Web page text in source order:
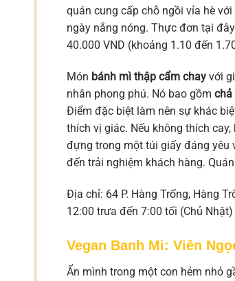
quán cung cấp chỗ ngồi vỉa hè
ngày nắng nóng. Thực đơn tại
40.000 VND (khoảng 1.10 đến
Món bánh mì thập cẩm chay với
nhân phong phú. Nó bao gồm chả
Điểm đặc biệt làm nên sự khác
thích vị giác. Nếu không thích
đựng trong một túi giấy đáng yêu
đến trải nghiệm khách hàng.
Địa chỉ: 64 P. Hàng Trống, Hàng
12:00 trưa đến 7:00 tối (Chủ Nhật)
Vegan Banh Mi: Viên
Ẩn mình trong một con hẻm nhỏ